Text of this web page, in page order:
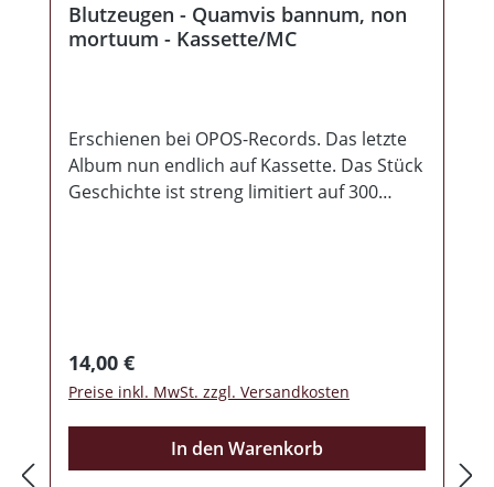
Blutzeugen - Quamvis bannum, non
mortuum - Kassette/MC
Erschienen bei OPOS-Records. Das letzte
Album nun endlich auf Kassette. Das Stück
Geschichte ist streng limitiert auf 300
Regulärer Preis:
14,00 €
Preise inkl. MwSt. zzgl. Versandkosten
In den Warenkorb